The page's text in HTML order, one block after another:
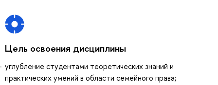
Цель освоения дисциплины
углубление студентами теоретических знаний и
практических умений в области семейного права;